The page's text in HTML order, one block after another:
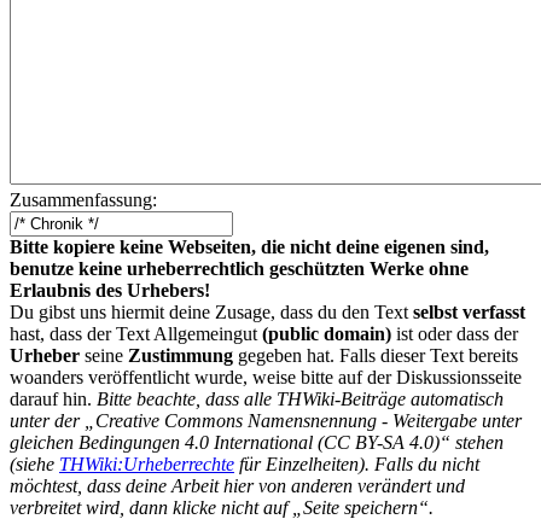
Zusammenfassung:
Bitte kopiere keine Webseiten, die nicht deine eigenen sind,
benutze keine urheberrechtlich geschützten Werke ohne
Erlaubnis des Urhebers!
Du gibst uns hiermit deine Zusage, dass du den Text selbst verfasst
hast, dass der Text Allgemeingut (public domain) ist oder dass der
Urheber seine Zustimmung gegeben hat. Falls dieser Text bereits
woanders veröffentlicht wurde, weise bitte auf der Diskussionsseite
darauf hin. Bitte beachte, dass alle THWiki-Beiträge automatisch
unter der „Creative Commons Namensnennung - Weitergabe unter
gleichen Bedingungen 4.0 International (CC BY-SA 4.0)“ stehen
(siehe THWiki:Urheberrechte für Einzelheiten). Falls du nicht
möchtest, dass deine Arbeit hier von anderen verändert und
verbreitet wird, dann klicke nicht auf „Seite speichern“.